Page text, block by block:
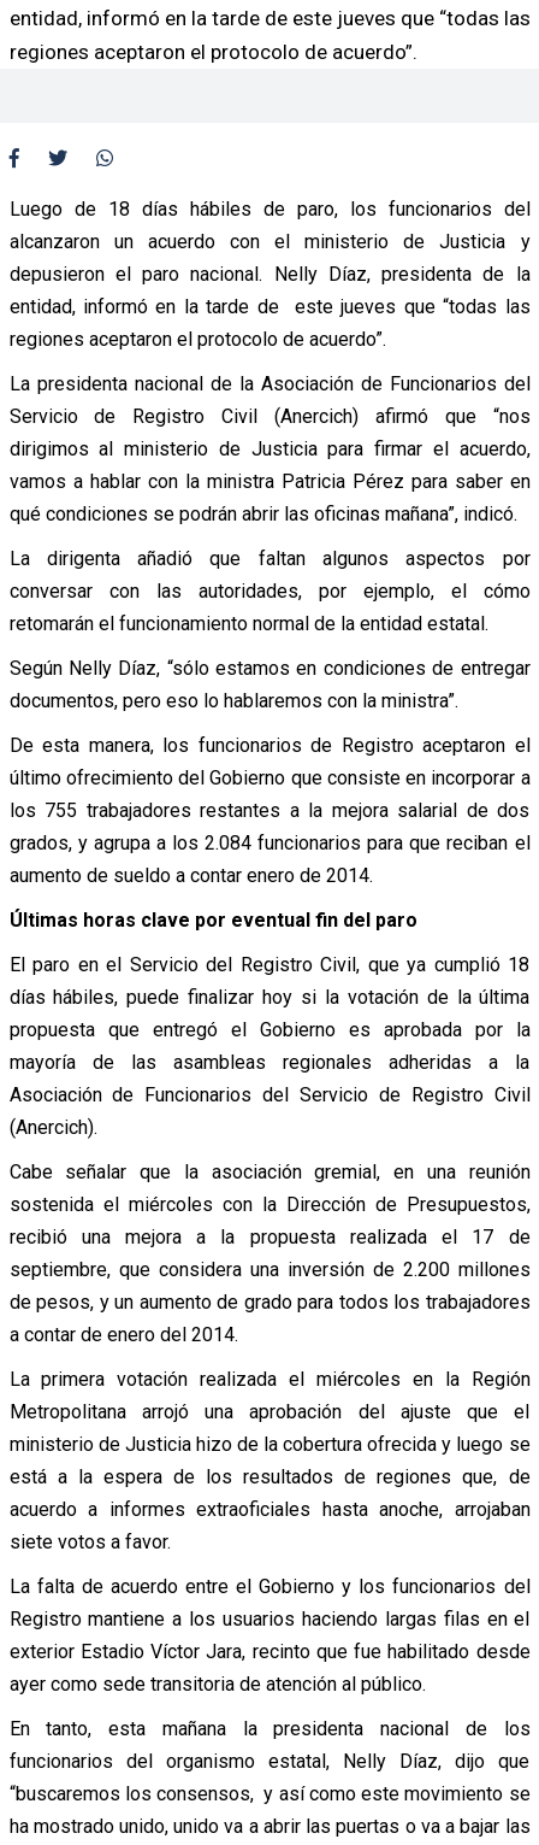
entidad, informó en la tarde de este jueves que “todas las
regiones aceptaron el protocolo de acuerdo”.
Luego de 18 días hábiles de paro, los funcionarios del
alcanzaron un acuerdo con el ministerio de Justicia y
depusieron el paro nacional. Nelly Díaz, presidenta de la
entidad, informó en la tarde de este jueves que “todas las
regiones aceptaron el protocolo de acuerdo”.
La presidenta nacional de la Asociación de Funcionarios del
Servicio de Registro Civil (Anercich) afirmó que “nos
dirigimos al ministerio de Justicia para firmar el acuerdo,
vamos a hablar con la ministra Patricia Pérez para saber en
qué condiciones se podrán abrir las oficinas mañana”, indicó.
La dirigenta añadió que faltan algunos aspectos por
conversar con las autoridades, por ejemplo, el cómo
retomarán el funcionamiento normal de la entidad estatal.
Según Nelly Díaz, “sólo estamos en condiciones de entregar
documentos, pero eso lo hablaremos con la ministra”.
De esta manera, los funcionarios de Registro aceptaron el
último ofrecimiento del Gobierno que consiste en incorporar a
los 755 trabajadores restantes a la mejora salarial de dos
grados, y agrupa a los 2.084 funcionarios para que reciban el
aumento de sueldo a contar enero de 2014.
Últimas horas clave por eventual fin del paro
El paro en el Servicio del Registro Civil, que ya cumplió 18
días hábiles, puede finalizar hoy si la votación de la última
propuesta que entregó el Gobierno es aprobada por la
mayoría de las asambleas regionales adheridas a la
Asociación de Funcionarios del Servicio de Registro Civil
(Anercich).
Cabe señalar que la asociación gremial, en una reunión
sostenida el miércoles con la Dirección de Presupuestos,
recibió una mejora a la propuesta realizada el 17 de
septiembre, que considera una inversión de 2.200 millones
de pesos, y un aumento de grado para todos los trabajadores
a contar de enero del 2014.
La primera votación realizada el miércoles en la Región
Metropolitana arrojó una aprobación del ajuste que el
ministerio de Justicia hizo de la cobertura ofrecida y luego se
está a la espera de los resultados de regiones que, de
acuerdo a informes extraoficiales hasta anoche, arrojaban
siete votos a favor.
La falta de acuerdo entre el Gobierno y los funcionarios del
Registro mantiene a los usuarios haciendo largas filas en el
exterior Estadio Víctor Jara, recinto que fue habilitado desde
ayer como sede transitoria de atención al público.
En tanto, esta mañana la presidenta nacional de los
funcionarios del organismo estatal, Nelly Díaz, dijo que
“buscaremos los consensos, y así como este movimiento se
ha mostrado unido, unido va a abrir las puertas o va a bajar las